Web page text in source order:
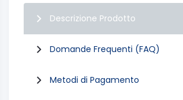
Descrizione Prodotto
Domande Frequenti (FAQ)
Metodi di Pagamento